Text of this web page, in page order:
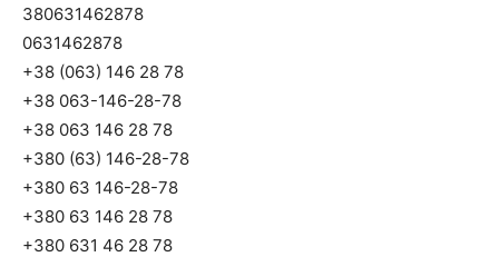
380631462878
0631462878
+38 (063) 146 28 78
+38 063-146-28-78
+38 063 146 28 78
+380 (63) 146-28-78
+380 63 146-28-78
+380 63 146 28 78
+380 631 46 28 78